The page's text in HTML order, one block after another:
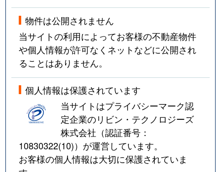
物件は公開されません
当サイトの利用によってお客様の不動産物件
や個人情報が許可なくネットなどに公開され
ることはありません。
個人情報は保護されています
当サイトはプライバシーマーク認
定企業のリビン・テクノロジーズ
株式会社（認証番号：
10830322(10)）が運営しています。
お客様の個人情報は大切に保護されていま